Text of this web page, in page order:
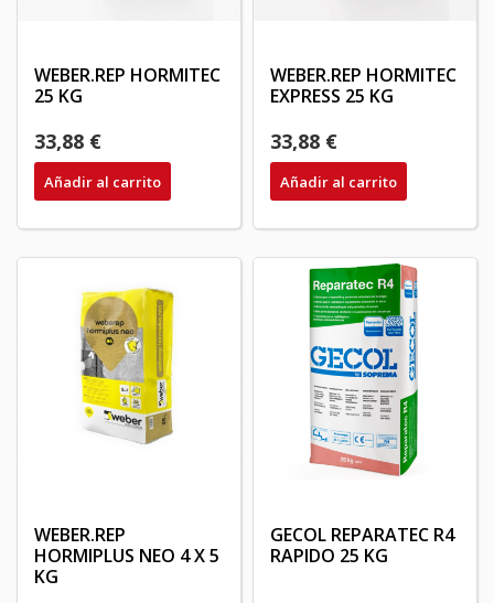
WEBER.REP HORMITEC
25 KG
33,88 €
Añadir al carrito
WEBER.REP HORMITEC
EXPRESS 25 KG
33,88 €
Añadir al carrito
WEBER.REP
HORMIPLUS NEO 4 X 5
KG
GECOL REPARATEC R4
RAPIDO 25 KG